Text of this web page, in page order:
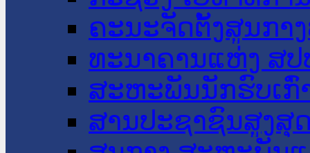
ຄະນະຈັດຕັ້ງສູນກາ
ທະນາຄານແຫ່ງ ສປ
ສະຫະພັນນັກຮົບເກົ່
ສານປະຊາຊົນສູງສຸ